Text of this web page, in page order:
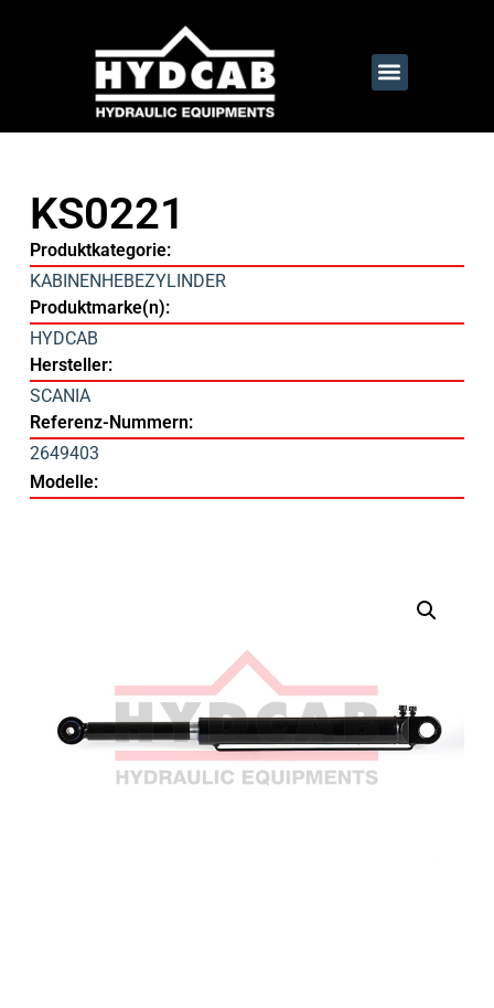
KS0221
Produktkategorie:
KABINENHEBEZYLINDER
Produktmarke(n):
HYDCAB
Hersteller:
SCANIA
Referenz-Nummern:
2649403
Modelle: